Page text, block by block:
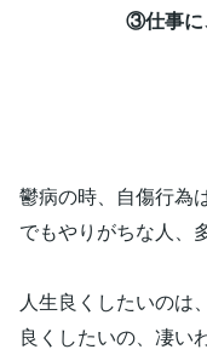
③仕事に
鬱病の時、自傷行為
でもやりがちな人、
人生良くしたいのは
良くしたいの、凄い